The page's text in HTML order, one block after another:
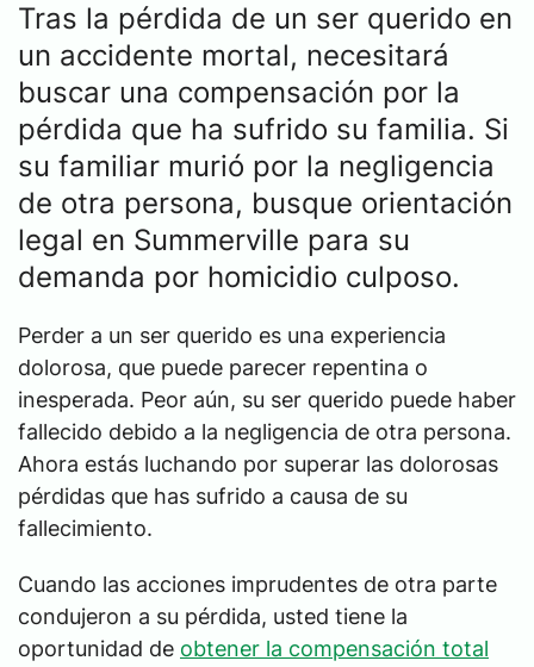
Tras la pérdida de un ser querido en
un accidente mortal, necesitará
buscar una compensación por la
pérdida que ha sufrido su familia. Si
su familiar murió por la negligencia
de otra persona, busque orientación
legal en Summerville para su
demanda por homicidio culposo.
Perder a un ser querido es una experiencia
dolorosa, que puede parecer repentina o
inesperada. Peor aún, su ser querido puede haber
fallecido debido a la negligencia de otra persona.
Ahora estás luchando por superar las dolorosas
pérdidas que has sufrido a causa de su
fallecimiento.
Cuando las acciones imprudentes de otra parte
condujeron a su pérdida, usted tiene la
oportunidad de obtener la compensación total